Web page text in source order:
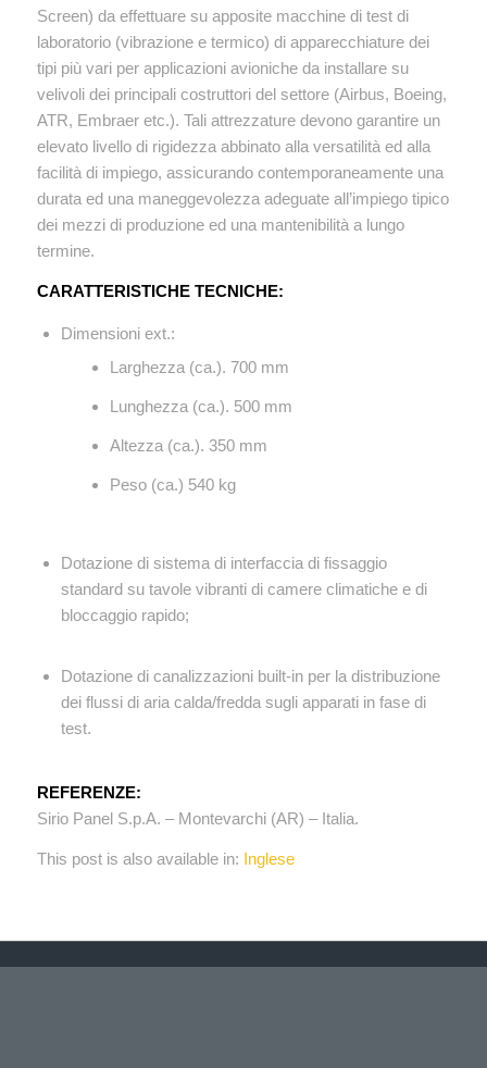
Screen) da effettuare su apposite macchine di test di
laboratorio (vibrazione e termico) di apparecchiature dei
tipi più vari per applicazioni avioniche da installare su
velivoli dei principali costruttori del settore (Airbus, Boeing,
ATR, Embraer etc.). Tali attrezzature devono garantire un
elevato livello di rigidezza abbinato alla versatilità ed alla
facilità di impiego, assicurando contemporaneamente una
durata ed una maneggevolezza adeguate all’impiego tipico
dei mezzi di produzione ed una mantenibilità a lungo
termine.
CARATTERISTICHE TECNICHE:
Dimensioni ext.:
Larghezza (ca.). 700 mm
Lunghezza (ca.). 500 mm
Altezza (ca.). 350 mm
Peso (ca.) 540 kg
Dotazione di sistema di interfaccia di fissaggio
standard su tavole vibranti di camere climatiche e di
bloccaggio rapido;
Dotazione di canalizzazioni built-in per la distribuzione
dei flussi di aria calda/fredda sugli apparati in fase di
test.
REFERENZE:
Sirio Panel S.p.A. – Montevarchi (AR) – Italia.
This post is also available in: Inglese